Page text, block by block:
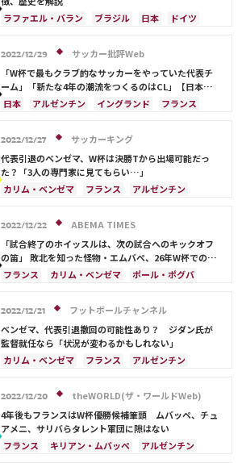
ラファエル・バラン
ブラジル 日本
ドイツ
スイス
オランダ ポーランド
アルゼンチン
ウルグアイ
メキシコ ウェールズ
コスタリカ
日本代表
カリム・ベンゼマ
2022/12/29
サッカー批評Web
「W杯で最もクラブ的なサッカーをやっていた代表チ
ーム」「新たな4年の潮流をつくるのはCL」【日本サ
ッカー2023年「W杯ドーハの歓喜超え」への激論】(2)
日本 アルゼンチン イングランド
フランス
キリアン・ムバッペ
スペイン
ブラジル
カリム・ベンゼマ エンゴロ・カンテ
2022/12/27
サッカーキング
代表引退のベンゼマ、W杯は決勝Tから出場可能だっ
た？「3人の専門家に見てもらい…」
カリム・ベンゼマ
フランス
アルゼンチン
2022/12/22
ABEMA TIMES
「試合終了のホイッスルは、次の試合へのキックオフ
の笛」 敗北を知った怪物・エムバぺ、26年W杯でのリ
ベンジを誓う
フランス カリム・ベンゼマ
ポール・ポグバ
2022/12/21
フットボールチャンネル
ベンゼマ、代表引退撤回の可能性あり？ ジダン氏が
監督就任なら「状況が変わるかもしれない」
カリム・ベンゼマ
フランス アルゼンチン
2022/12/20
theWORLD(ザ・ワールドWeb)
4年後もフランスはW杯優勝候補筆頭 ムバッペ、チュ
アメニ、サリバらタレント軍団に隙はない
フランス
キリアン・ムバッペ
アルゼンチン